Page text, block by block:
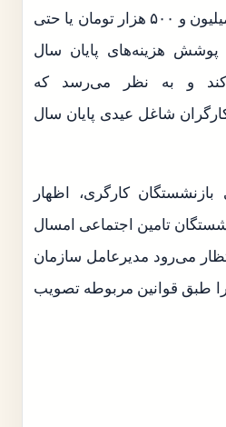
با این حال، مبالغی مانند ۲ میلیون و ۵۰۰ هزار تومان یا حتی
پوشش هزینه‌های پایان سال
و به نظر می‌رسد که
کارگران شاغل عیدی پایان سال
کارگری، اظهار
تامین اجتماعی امسال
می‌رود مدیرعامل سازمان
طبق قوانین مربوطه تصویب